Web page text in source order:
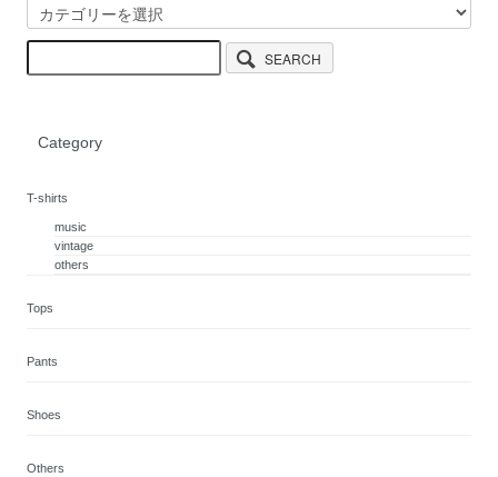
SEARCH
Category
T-shirts
music
vintage
others
Tops
Pants
Shoes
Others